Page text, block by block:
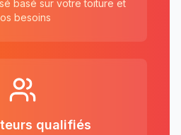
basé sur votre toiture et
besoins
qualifiés